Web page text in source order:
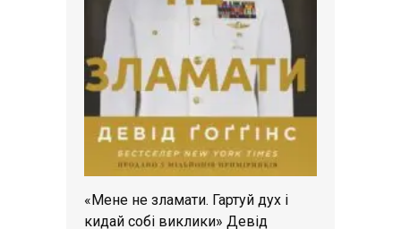
«Мене не зламати. Гартуй дух і
кидай собі виклики» Девід